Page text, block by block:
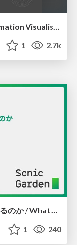
Course Review - Lecture 13 - Information Visualisation (4019538FNR)
1 2.7k
1 240